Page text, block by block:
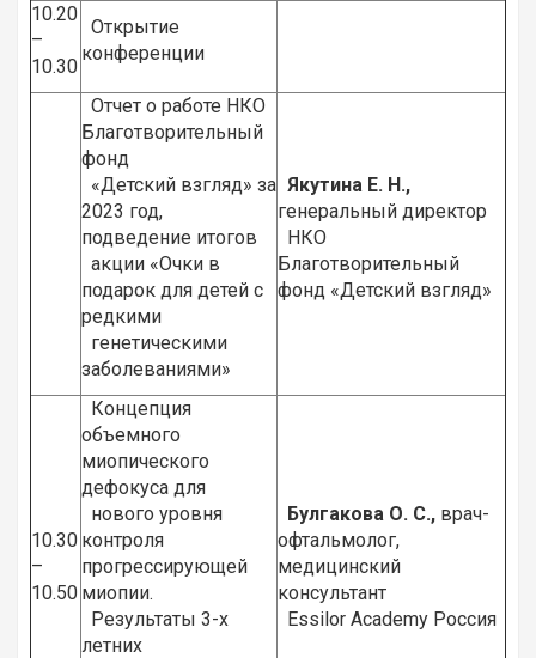
10.20
–
10.30
Открытие
конференции
Отчет о работе НКО
Благотворительный
фонд
«Детский взгляд» за
2023 год,
подведение итогов
акции «Очки в
подарок для детей с
редкими
генетическими
заболеваниями»
Якутина Е. Н.,
генеральный директор
НКО
Благотворительный
фонд «Детский взгляд»
10.30
–
10.50
Концепция
объемного
миопического
дефокуса для
нового уровня
контроля
прогрессирующей
миопии.
Результаты 3-х
летних
Булгакова О. С., врач-
офтальмолог,
медицинский
консультант
Essilor Academy Россия